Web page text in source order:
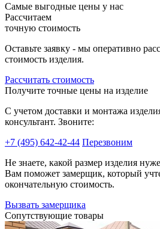
Самые выгодные цены у нас
Рассчитаем
точную стоимость
Оставьте заявку - мы оперативно
стоимость изделия.
Рассчитать стоимость
Получите точные цены на изделие
C учетом доставки и монтажа
консультант. Звоните:
+7 (495) 642-42-44 Перезвоним
Не знаете, какой размер изделия
Вам поможет замерщик, который
окончательную стоимость.
Вызвать замерщика
Сопутствующие товары